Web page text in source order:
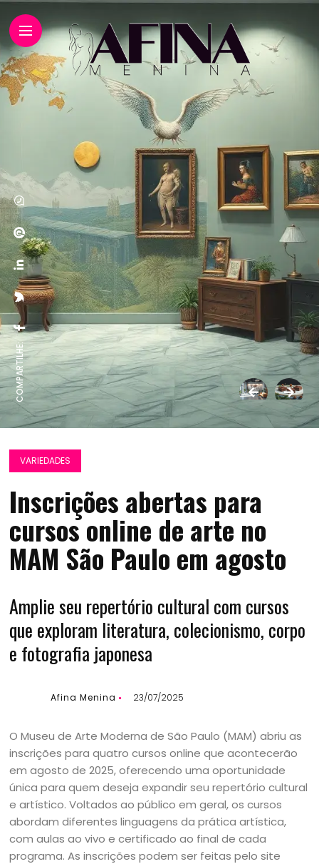
COMPARTILHE:
VARIEDADES
Inscrições abertas para
cursos online de arte no
MAM São Paulo em agosto
Amplie seu repertório cultural com cursos
que exploram literatura, colecionismo, corpo
e fotografia japonesa
Afina Menina 23/07/2025
O Museu de Arte Moderna de São Paulo (MAM) abriu as
inscrições para quatro cursos online que acontecerão
em agosto de 2025, oferecendo uma oportunidade
única para quem deseja expandir seu repertório cultural
e artístico. Voltados ao público em geral, os cursos
abordam diferentes linguagens da prática artística,
com aulas ao vivo e certificado ao final de cada
programa. As inscrições podem ser feitas pelo site